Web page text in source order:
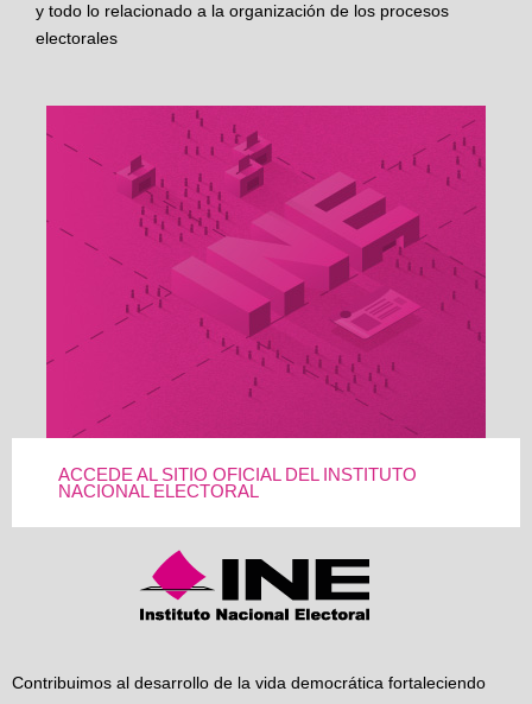
y todo lo relacionado a la organización de los procesos
electorales
ACCEDE AL SITIO OFICIAL DEL INSTITUTO
NACIONAL ELECTORAL
Contribuimos al desarrollo de la vida democrática fortaleciendo